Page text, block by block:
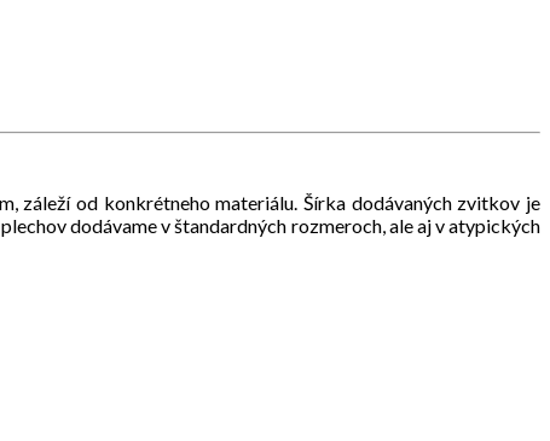
záleží od konkrétneho materiálu. Šírka dodávaných zvitkov je
dodávame v štandardných rozmeroch, ale aj v atypických